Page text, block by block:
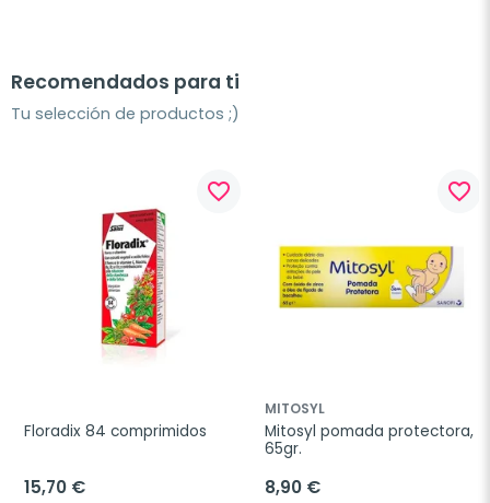
Recomendados para ti
Tu selección de productos ;)
favorite_border
Floradix 84 comprimidos
15,70 €
favorite_border
MITOSYL
Mitosyl pomada protectora,
65gr.
8,90 €